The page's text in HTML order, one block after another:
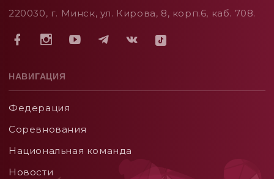
220030, г. Минск, ул. Кирова, 8, корп.6, каб. 708.
НАВИГАЦИЯ
Федерация
Соревнования
Национальная команда
Новости